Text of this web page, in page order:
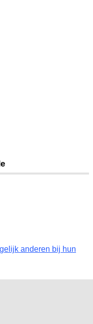
anderen bij hun